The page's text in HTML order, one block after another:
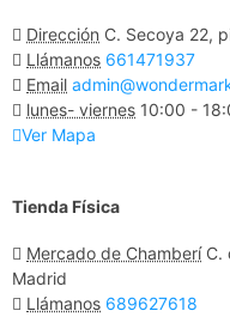
Dirección C. Secoya 22,
Llámanos 661471937
Email
lunes- viernes 10:00 -
Ver Mapa
Tienda Física
Mercado de Chamberí C.
Madrid
Llámanos 689627618